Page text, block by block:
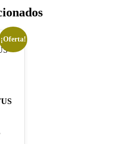
¡Oferta!